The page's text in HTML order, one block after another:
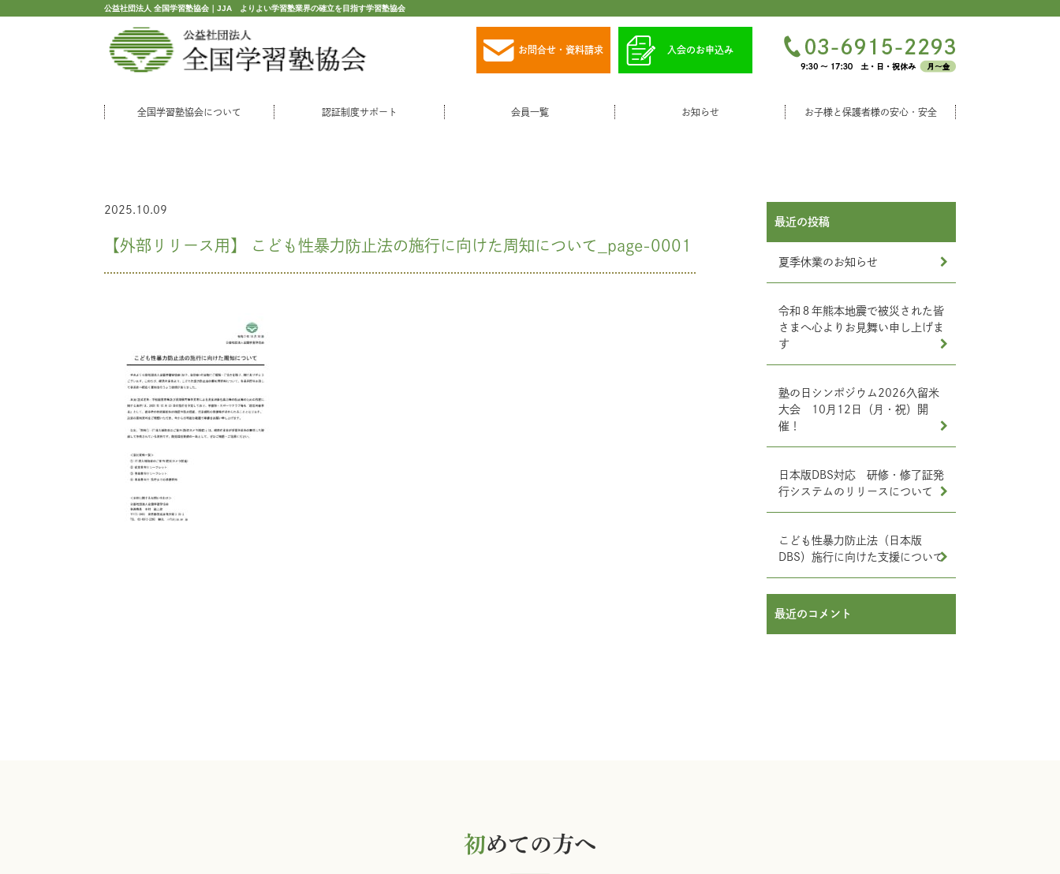
公益社団法人 全国学習塾協会｜JJA よりよい学習塾業界の確立を目指す学習塾協会
お問合せ・資料請求 入会のお申込み
全国学習塾協会について 認証制度サポート 会員一覧 お知らせ お子様と保護者様の安心・安全
2025.10.09
【外部リリース用】 こども性暴力防止法の施行に向けた周知について_page-0001
最近の投稿
夏季休業のお知らせ
令和８年熊本地震で被災された皆
さまへ心よりお見舞い申し上げま
す
塾の日シンポジウム2026久留米
大会 10月12日（月・祝）開
催！
日本版DBS対応 研修・修了証発
行システムのリリースについて
こども性暴力防止法（日本版
DBS）施行に向けた支援について
最近のコメント
初めての方へ